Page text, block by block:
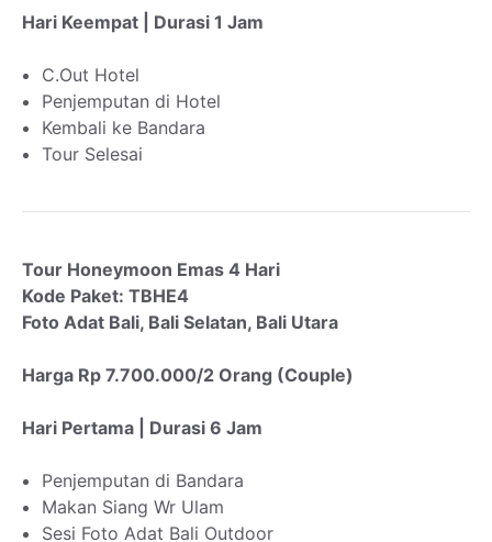
Hari Keempat | Durasi 1 Jam
C.Out Hotel
Penjemputan di Hotel
Kembali ke Bandara
Tour Selesai
Tour Honeymoon Emas 4 Hari
Kode Paket: TBHE4
Foto Adat Bali, Bali Selatan, Bali Utara
Harga Rp 7.700.000/2 Orang (Couple)
Hari Pertama | Durasi 6 Jam
Penjemputan di Bandara
Makan Siang Wr Ulam
Sesi Foto Adat Bali Outdoor